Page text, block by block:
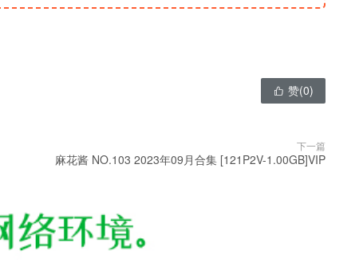
 赞(0)
下一篇
麻花酱 NO.103 2023年09月合集 [121P2V-1.00GB]VIP